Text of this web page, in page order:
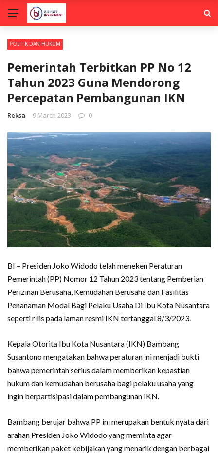
POLITIK DAN HUKUM
Pemerintah Terbitkan PP No 12
Tahun 2023 Guna Mendorong
Percepatan Pembangunan IKN
Reksa 9 March 2023 0
BI – Presiden Joko Widodo telah meneken Peraturan
Pemerintah (PP) Nomor 12 Tahun 2023 tentang Pemberian
Perizinan Berusaha, Kemudahan Berusaha dan Fasilitas
Penanaman Modal Bagi Pelaku Usaha Di Ibu Kota Nusantara
seperti rilis pada laman resmi IKN tertanggal 8/3/2023.
Kepala Otorita Ibu Kota Nusantara (IKN) Bambang
Susantono mengatakan bahwa peraturan ini menjadi bukti
bahwa pemerintah serius dalam memberikan kepastian
hukum dan kemudahan berusaha bagi pelaku usaha yang
ingin berpartisipasi dalam pembangunan IKN.
Bambang berujar bahwa PP ini merupakan bentuk nyata dari
arahan Presiden Joko Widodo yang meminta agar
memberikan paket kebijakan yang menarik dengan berbagai